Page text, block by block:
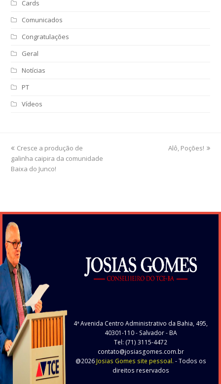
Cards
Comunicados
Congratulações
Geral
Notícias
PT
Vídeos
previous
post:
Cresce a produção de
galinha caipira da comunidade
Baixa do Junco!
next
Alô, Poções!
4ª Avenida Centro Administrativo da Bahia, 495,
40301-110- Salvador - BA
Tel: (71) 3115-4472
contato@josiasgomes.com.br
@2026 Josias Gomes site pessoal. - Todos os
direitos reservados